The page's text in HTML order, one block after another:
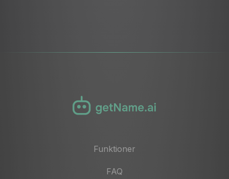
Funktioner
FAQ